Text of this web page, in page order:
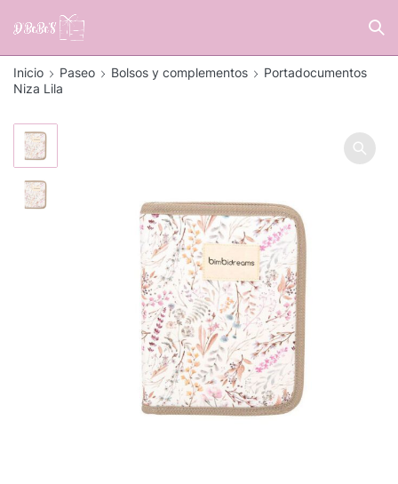
Inicio Paseo Bolsos y complementos
Portadocumentos
Niza Lila